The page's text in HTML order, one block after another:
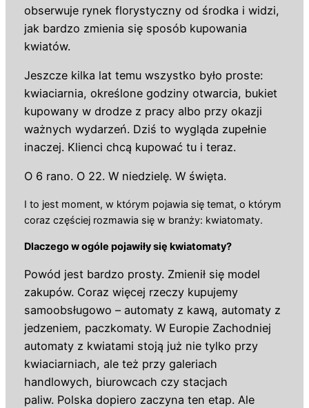
obserwuje rynek florystyczny od środka i widzi,
jak bardzo zmienia się sposób kupowania
kwiatów.
Jeszcze kilka lat temu wszystko było proste:
kwiaciarnia, określone godziny otwarcia, bukiet
kupowany w drodze z pracy albo przy okazji
ważnych wydarzeń. Dziś to wygląda zupełnie
inaczej. Klienci chcą kupować tu i teraz.
O 6 rano. O 22. W niedzielę. W święta.
I to jest moment, w którym pojawia się temat, o którym
coraz częściej rozmawia się w branży: kwiatomaty.
Dlaczego w ogóle pojawiły się kwiatomaty?
Powód jest bardzo prosty. Zmienił się model
zakupów. Coraz więcej rzeczy kupujemy
samoobsługowo – automaty z kawą, automaty z
jedzeniem, paczkomaty. W Europie Zachodniej
automaty z kwiatami stoją już nie tylko przy
kwiaciarniach, ale też przy galeriach
handlowych, biurowcach czy stacjach
paliw. Polska dopiero zaczyna ten etap. Ale